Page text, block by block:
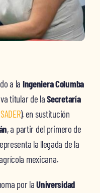
a la Ingeniera Columba
titular de laSecretaría
SADER), en sustitución
, a partir del primero de
la llegada de la
mexicana.
por laUniversidad